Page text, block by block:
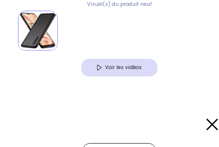
Visuel(s) du produit neuf
Voir les vidéos